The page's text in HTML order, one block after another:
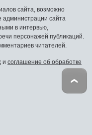
сайта, возможно
администрации сайта
в интервью,
персонажей публикаций.
читателей.
и соглашение об обработке